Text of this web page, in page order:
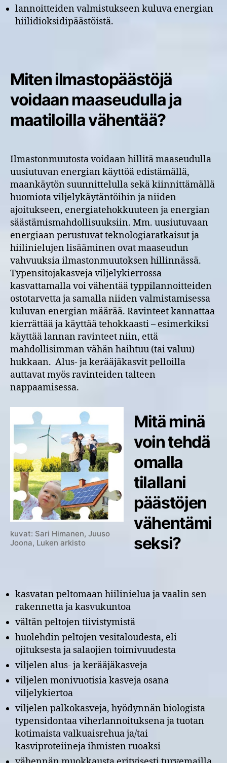
lannoitteiden valmistukseen kuluva energian
hiilidioksidipäästöistä.
Miten ilmastopäästöjä
voidaan maaseudulla ja
maatiloilla vähentää?
Ilmastonmuutosta voidaan hillitä maaseudulla
uusiutuvan energian käyttöä edistämällä,
maankäytön suunnittelulla sekä kiinnittämällä
huomiota viljelykäytäntöihin ja niiden
ajoitukseen, energiatehokkuuteen ja energian
säästämismahdollisuuksiin. Mm. uusiutuvaan
energiaan perustuvat teknologiaratkaisut ja
hiilinielujen lisääminen ovat maaseudun
vahvuuksia ilmastonmuutoksen hillinnässä.
Typensitojakasveja viljelykierrossa
kasvattamalla voi vähentää typpilannoitteiden
ostotarvetta ja samalla niiden valmistamisessa
kuluvan energian määrää. Ravinteet kannattaa
kierrättää ja käyttää tehokkaasti – esimerkiksi
käyttää lannan ravinteet niin, että
mahdollisimman vähän haihtuu (tai valuu)
hukkaan. Alus- ja kerääjäkasvit pelloilla
auttavat myös ravinteiden talteen
nappaamisessa.
kuvat: Sari Himanen, Juuso
Joona, Luken arkisto
Mitä minä
voin tehdä
omalla
tilallani
päästöjen
vähentämi
seksi?
kasvatan peltomaan hiilinielua ja vaalin sen
rakennetta ja kasvukuntoa
vältän peltojen tiivistymistä
huolehdin peltojen vesitaloudesta, eli
ojituksesta ja salaojien toimivuudesta
viljelen alus- ja kerääjäkasveja
viljelen monivuotisia kasveja osana
viljelykiertoa
viljelen palkokasveja, hyödynnän biologista
typensidontaa viherlannoituksena ja tuotan
kotimaista valkuaisrehua ja/tai
kasviproteiineja ihmisten ruoaksi